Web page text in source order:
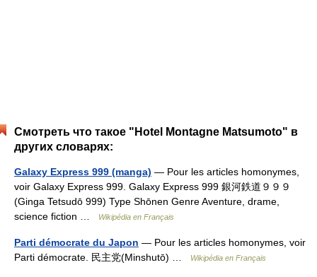
Смотреть что такое "Hotel Montagne Matsumoto" в
других словарях:
Galaxy Express 999 (manga) — Pour les articles homonymes,
voir Galaxy Express 999. Galaxy Express 999 銀河鉄道９９９
(Ginga Tetsudō 999) Type Shōnen Genre Aventure, drame,
science fiction …
Wikipédia en Français
Parti démocrate du Japon — Pour les articles homonymes, voir
Parti démocrate. 民主党(Minshutō) …
Wikipédia en Français